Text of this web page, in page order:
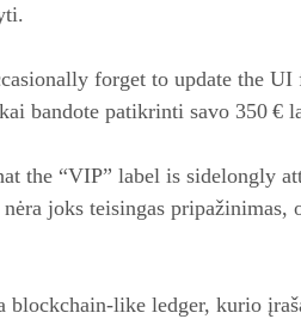
forget to update the UI
bandote patikrinti savo 350 €
the “VIP” label is sidelongly
joks teisingas
ledger, kurio